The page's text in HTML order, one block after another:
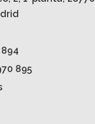
894
895